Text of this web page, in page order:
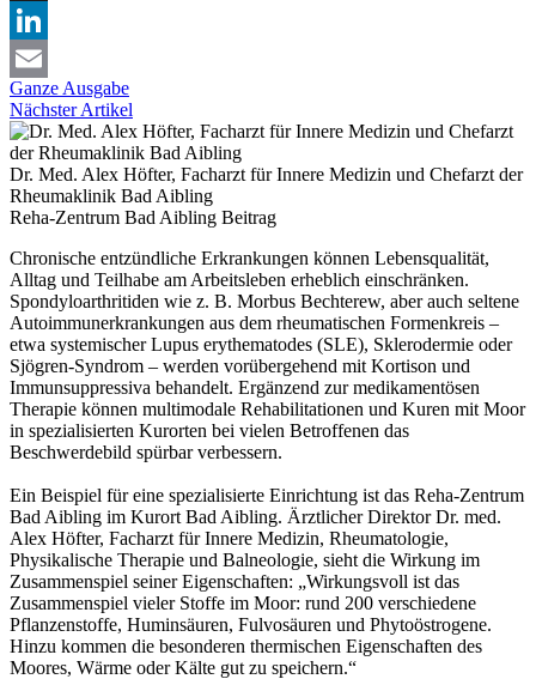
X
LinkedIn
Email
Ganze Ausgabe
Nächster Artikel
Dr. Med. Alex Höfter, Facharzt für Innere Medizin und Chefarzt der
Rheumaklinik Bad Aibling
Reha-Zentrum Bad Aibling Beitrag
Chronische entzündliche Erkrankungen können Lebensqualität,
Alltag und Teilhabe am Arbeitsleben erheblich einschränken.
Spondyloarthritiden wie z. B. Morbus Bechterew, aber auch seltene
Autoimmunerkrankungen aus dem rheumatischen Formenkreis –
etwa systemischer Lupus erythematodes (SLE), Sklerodermie oder
Sjögren-Syndrom – werden vorübergehend mit Kortison und
Immunsuppressiva behandelt. Ergänzend zur medikamentösen
Therapie können multimodale Rehabilitationen und Kuren mit Moor
in spezialisierten Kurorten bei vielen Betroffenen das
Beschwerdebild spürbar verbessern.
Ein Beispiel für eine spezialisierte Einrichtung ist das Reha-Zentrum
Bad Aibling im Kurort Bad Aibling. Ärztlicher Direktor Dr. med.
Alex Höfter, Facharzt für Innere Medizin, Rheumatologie,
Physikalische Therapie und Balneologie, sieht die Wirkung im
Zusammenspiel seiner Eigenschaften: „Wirkungsvoll ist das
Zusammenspiel vieler Stoffe im Moor: rund 200 verschiedene
Pflanzenstoffe, Huminsäuren, Fulvosäuren und Phytoöstrogene.
Hinzu kommen die besonderen thermischen Eigenschaften des
Moores, Wärme oder Kälte gut zu speichern.“